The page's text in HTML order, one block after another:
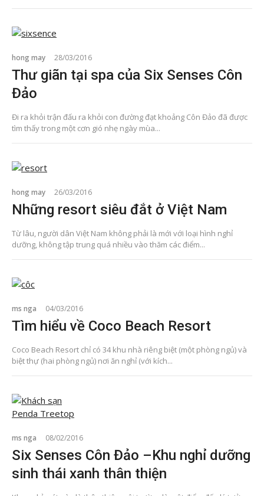
hong may 28/03/2016
Thư giãn tại spa của Six Senses Côn
Đảo
Đi ra khỏi trận đấu ra khỏi con đường đạt khoảng Côn Đảo đã được
tìm thấy trong một cơn gió nhẹ ngày mùa...
hong may 26/03/2016
Những resort siêu đắt ở Việt Nam
Từ lâu, người dân Việt Nam không phải là mới với loại hình nghỉ
dưỡng, không tập trung quá nhiều vào thăm các điểm...
ms nga 04/03/2016
Tìm hiểu về Coco Beach Resort
Coco Beach Resort chỉ có 34 khu nhà riêng biệt (một phòng ngủ) và
biệt thự (hai phòng ngủ) nơi ăn nghỉ (với kích...
ms nga 08/02/2016
Six Senses Côn Đảo –Khu nghỉ dưỡng
sinh thái xanh thân thiện